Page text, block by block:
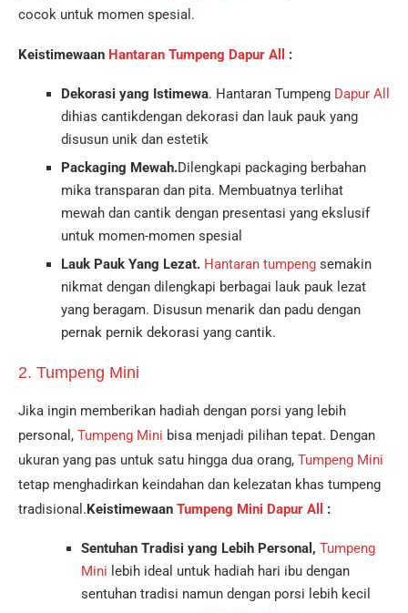
cocok untuk momen spesial.
Keistimewaan Hantaran Tumpeng Dapur All :
Dekorasi yang Istimewa. Hantaran Tumpeng Dapur All
dihias cantikdengan dekorasi dan lauk pauk yang
disusun unik dan estetik
Packaging Mewah.Dilengkapi packaging berbahan
mika transparan dan pita. Membuatnya terlihat
mewah dan cantik dengan presentasi yang ekslusif
untuk momen-momen spesial
Lauk Pauk Yang Lezat. Hantaran tumpeng semakin
nikmat dengan dilengkapi berbagai lauk pauk lezat
yang beragam. Disusun menarik dan padu dengan
pernak pernik dekorasi yang cantik.
2. Tumpeng Mini
Jika ingin memberikan hadiah dengan porsi yang lebih
personal, Tumpeng Mini bisa menjadi pilihan tepat. Dengan
ukuran yang pas untuk satu hingga dua orang, Tumpeng Mini
tetap menghadirkan keindahan dan kelezatan khas tumpeng
tradisional. Keistimewaan Tumpeng Mini Dapur All :
Sentuhan Tradisi yang Lebih Personal, Tumpeng
Mini lebih ideal untuk hadiah hari ibu dengan
sentuhan tradisi namun dengan porsi lebih kecil